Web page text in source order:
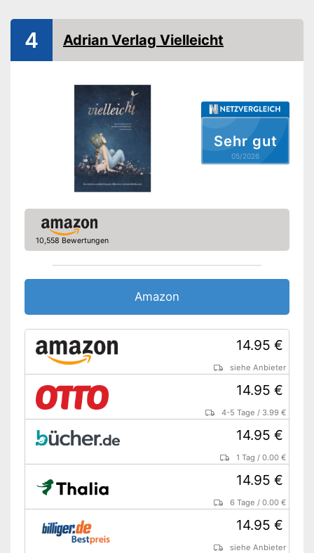
Sehr gut
05/2026
4 Adrian Verlag Vielleicht
10,558 Bewertungen
Amazon
14.95 €
siehe Anbieter
14.95 €
4-5 Tage / 3.99 €
14.95 €
1 Tag /0.00 €
14.95 €
6 Tage /0.00 €
14.95 €
siehe Anbieter